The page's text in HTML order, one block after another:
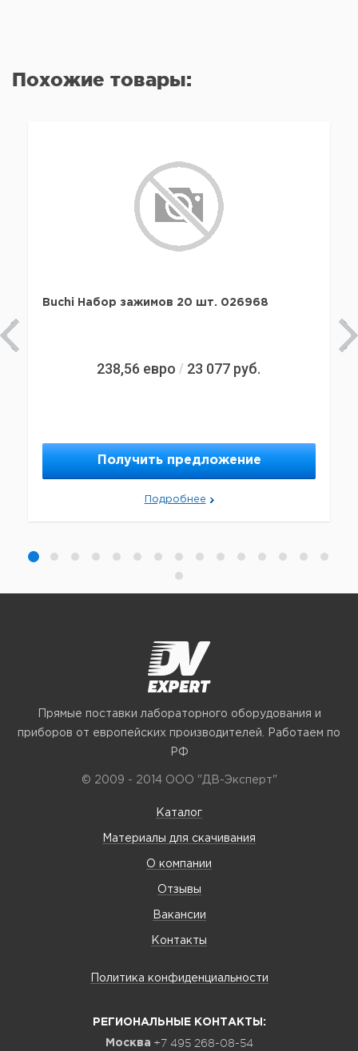
Похожие товары:
Buchi Набор зажимов 20 шт. 026968
238,56 евро / 23 077 руб.
Получить предложение
Подробнее
Прямые поставки лабораторного оборудования и
приборов от европейских производителей. Работаем по
РФ
© 2009 - 2014 ООО "ДВ-Эксперт"
Каталог
Материалы для скачивания
О компании
Отзывы
Вакансии
Контакты
Политика конфиденциальности
РЕГИОНАЛЬНЫЕ КОНТАКТЫ:
Москва +7 495 268-08-54